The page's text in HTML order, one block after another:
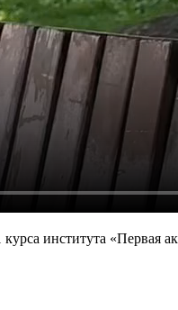
института «Первая